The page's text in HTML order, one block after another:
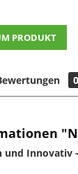
PRODUKT
0
und Innovativ -